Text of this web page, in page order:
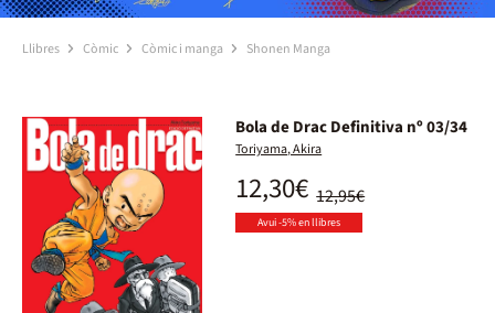
Llibres Còmic Còmic i manga Shonen Manga
Bola de Drac Definitiva nº 03/34
Toriyama, Akira
12,95€
12,30€
Avui -5% en llibres